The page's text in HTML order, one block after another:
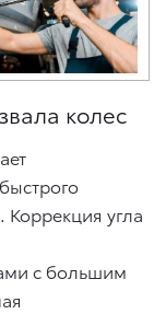
колес
Коррекция угла
с большим